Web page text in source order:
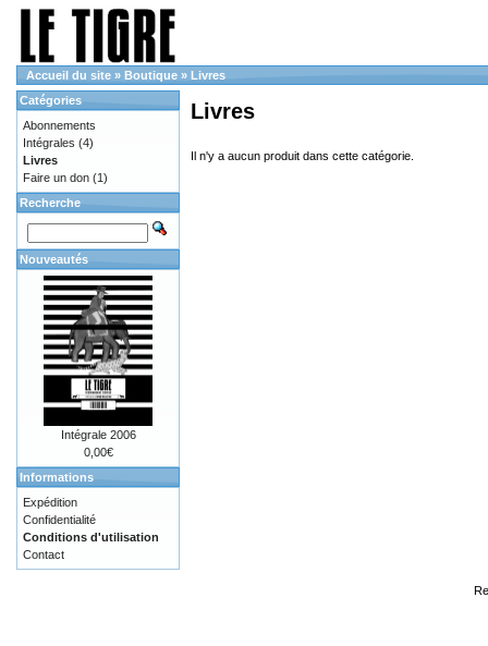
Accueil du site » Boutique » Livres
Livres
Il n'y a aucun produit dans cette catégorie.
Catégories
Abonnements
Intégrales (4)
Livres
Faire un don (1)
Recherche
Nouveautés
Intégrale 2006
0,00€
Informations
Expédition
Confidentialité
Conditions d'utilisation
Contact